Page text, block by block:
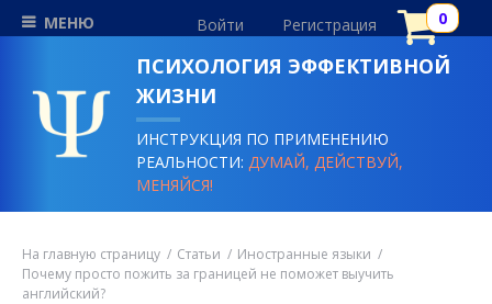
МЕНЮ Войти Регистрация
ПСИХОЛОГИЯ ЭФФЕКТИВНОЙ
ЖИЗНИ
ИНСТРУКЦИЯ ПО ПРИМЕНЕНИЮ
РЕАЛЬНОСТИ:ДУМАЙ, ДЕЙСТВУЙ,
МЕНЯЙСЯ!
На главную страницу Статьи
Иностранные языки
Почему просто пожить за границей не поможет выучить
английский?